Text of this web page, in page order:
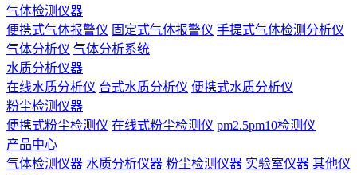
气体检测仪器
便携式气体报警仪 固定式气体报警仪 手提式气体检测分析仪
气体分析仪 气体分析系统
水质分析仪器
在线水质分析仪 台式水质分析仪 便携式水质分析仪
粉尘检测仪器
便携式粉尘检测仪 在线式粉尘检测仪 pm2.5pm10检测仪
产品中心
气体检测仪器 水质分析仪器 粉尘检测仪器 实验室仪器 其他仪